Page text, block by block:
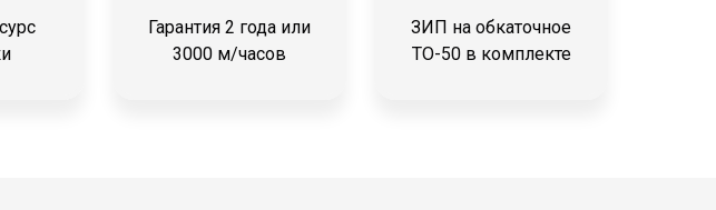
Гарантия 2 года или
3000 м/часов
ЗИП на обкаточное
ТО-50 в комплекте